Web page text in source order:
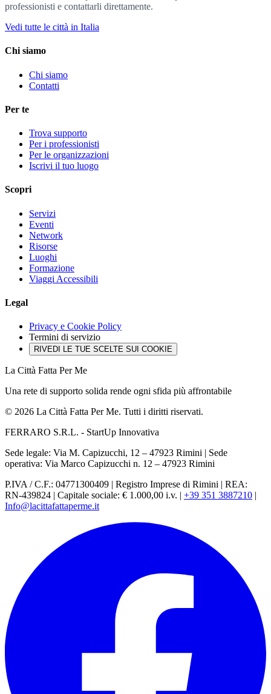
professionisti e contattarli direttamente.
Vedi tutte le città in Italia
Chi siamo
Chi siamo
Contatti
Per te
Trova supporto
Per i professionisti
Per le organizzazioni
Iscrivi il tuo luogo
Scopri
Servizi
Eventi
Network
Risorse
Luoghi
Formazione
Viaggi Accessibili
Legal
Privacy e Cookie Policy
Termini di servizio
RIVEDI LE TUE SCELTE SUI COOKIE
La Città Fatta Per Me
Una rete di supporto solida rende ogni sfida più affrontabile
© 2026 La Città Fatta Per Me. Tutti i diritti riservati.
FERRARO S.R.L. - StartUp Innovativa
Sede legale: Via M. Capizucchi, 12 – 47923 Rimini | Sede
operativa: Via Marco Capizucchi n. 12 – 47923 Rimini
P.IVA / C.F.: 04771300409 | Registro Imprese di Rimini | REA:
RN-439824 | Capitale sociale: € 1.000,00 i.v. | +39 351 3887210 |
Info@lacittafattaperme.it